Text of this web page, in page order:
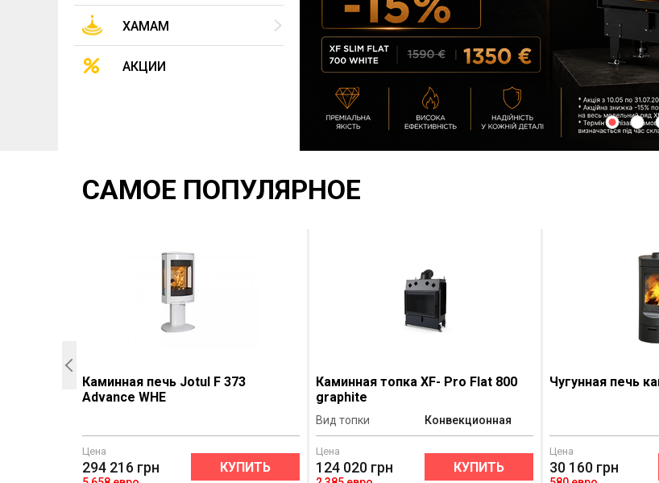
ХАМАМ
АКЦИИ
САМОЕ ПОПУЛЯРНОЕ
Каминная печь Jotul F 373
Advance WHE
Цена
294 216 грн КУПИТЬ
Каминная топка XF- Pro Flat 800
graphite
Вид топки Конвекционная
Цена
124 020 грн КУПИТЬ
Чугунная печь
Цена
30 160 грн